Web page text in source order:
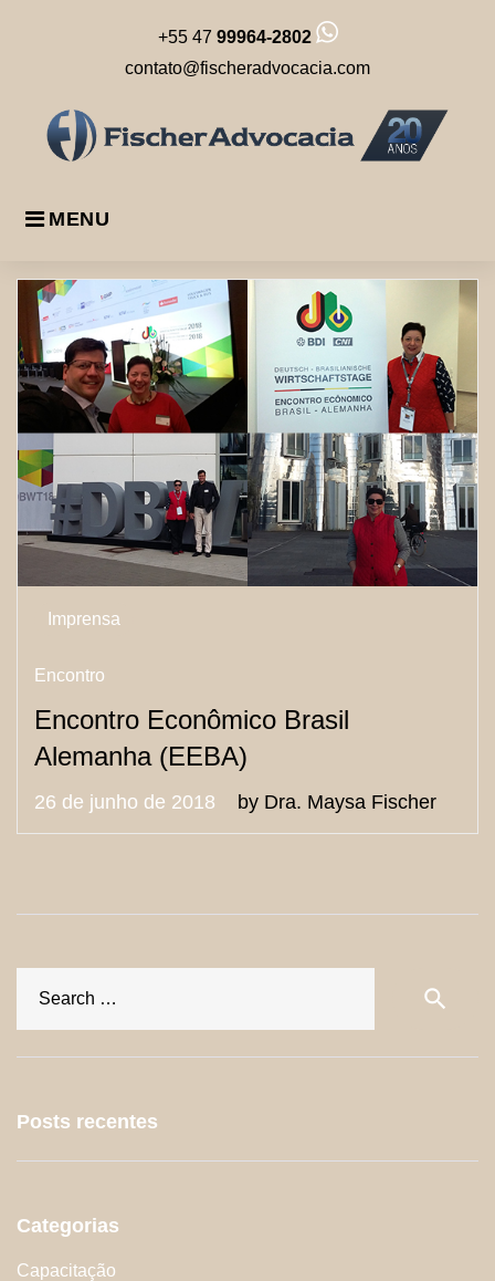
MENU
+55 47 99964-2802
contato@fischeradvocacia.com
Tag:
Encontro
Imprensa
Encontro
Encontro Econômico Brasil
Alemanha (EEBA)
26 de junho de 2018 by Dra. Maysa Fischer
search
Posts recentes
Categorias
Capacitação